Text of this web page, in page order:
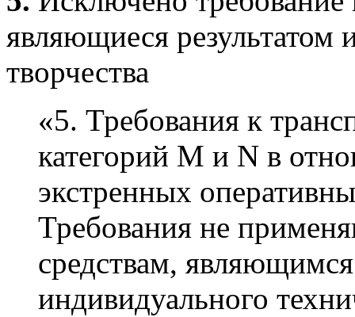
являющиеся результатом
творчества
«5. Требования к
категорий М и N в
экстренных
Требования не
средствам, являющимся
индивидуального